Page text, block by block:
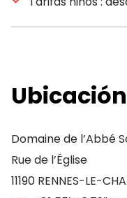
Ubicación
Domaine de l’Abbé
Rue de l’Église
11190 RENNES-LE-